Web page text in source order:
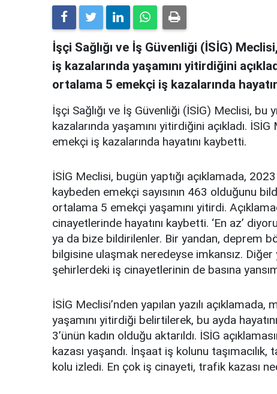
İşçi Sağlığı ve İş Güvenliği (İSİG)
iş kazalarında yaşamını yitirdiğini
ortalama 5 emekçi iş kazalarında
İşçi Sağlığı ve İş Güvenliği (İSİG) Meclisi, bu
kazalarında yaşamını yitirdiğini açıkladı.
emekçi iş kazalarında hayatını kaybetti.
İSİG Meclisi, bugün yaptığı açıklamada, 2023
kaybeden emekçi sayısının 463 olduğunu
ortalama 5 emekçi yaşamını yitirdi.
cinayetlerinde hayatını kaybetti. ‘En az’
ya da bize bildirilenler. Bir yandan, deprem
bilgisine ulaşmak neredeyse imkansız.
şehirlerdeki iş cinayetlerinin de basına
İSİG Meclisi’nden yapılan yazılı
yaşamını yitirdiği belirtilerek, bu ayda
3’ünün kadın olduğu aktarıldı. İSİG
kazası yaşandı. İnşaat iş kolunu
kolu izledi. En çok iş cinayeti, trafik kazası